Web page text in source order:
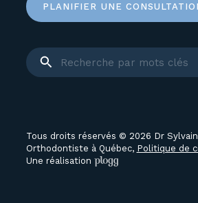
PLANIFIER UNE
Tous droits réservés © 2026 Dr
Orthodontiste à Québec, Politique de
Une réalisation